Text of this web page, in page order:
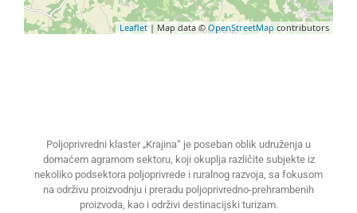
Leaflet | Map data ©OpenStreetMap contributors
Poljoprivredni klaster „Krajina“ je poseban oblik udruženja u
domaćem agrarnom sektoru, koji okuplja različite subjekte iz
nekoliko podsektora poljoprivrede i ruralnog razvoja, sa fokusom
na održivu proizvodnju i preradu poljoprivredno-prehrambenih
proizvoda, kao i održivi destinacijski turizam.